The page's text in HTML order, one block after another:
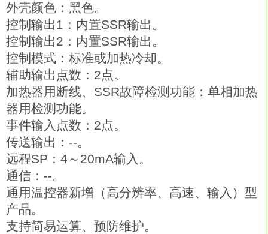
外壳颜色：黑色。
控制输出1：内置SSR输出。
控制输出2：内置SSR输出。
控制模式：标准或加热冷却。
辅助输出点数：2点。
加热器用断线、SSR故障检测功能：单相加热
器用检测功能。
事件输入点数：2点。
传送输出：--。
远程SP：4～20mA输入。
通信：--。
通用温控器新增（高分辨率、高速、输入）型
产品。
支持简易运算、预防维护。